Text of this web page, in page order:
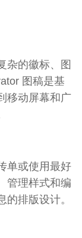
的徽标、图
图稿是基
移动屏幕和广
或使用最好
管理样式和编
排版设计。